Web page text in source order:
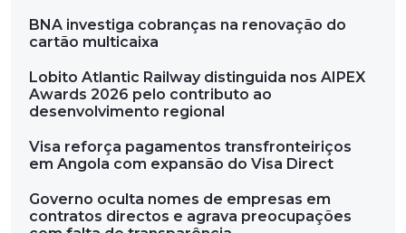
BNA investiga cobranças na renovação do
cartão multicaixa
Lobito Atlantic Railway distinguida nos AIPEX
Awards 2026 pelo contributo ao
desenvolvimento regional
Visa reforça pagamentos transfronteiriços
em Angola com expansão do Visa Direct
Governo oculta nomes de empresas em
contratos directos e agrava preocupações